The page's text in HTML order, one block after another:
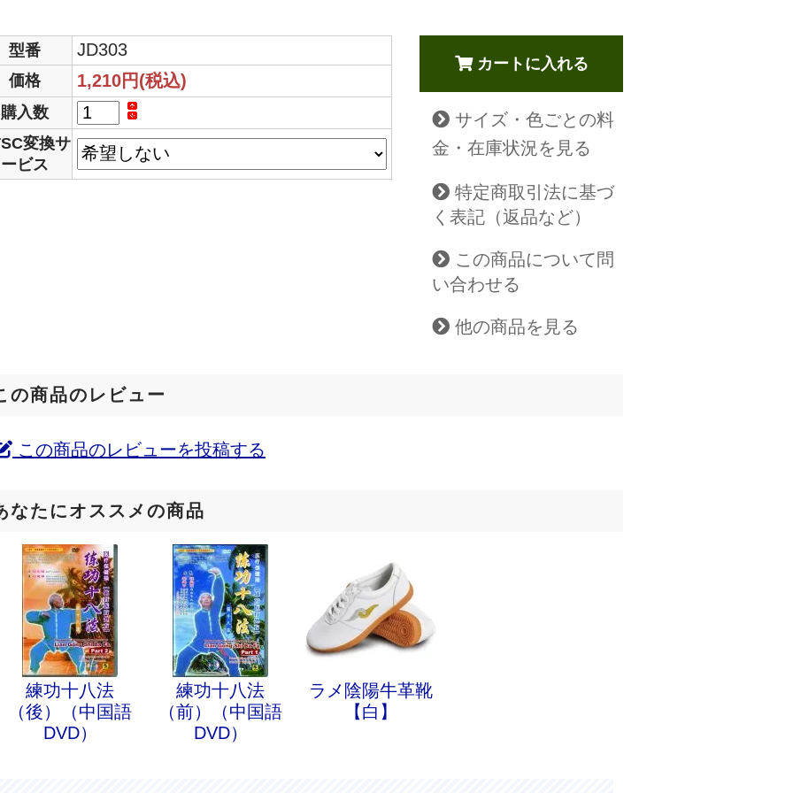
型番 JD303
価格 1,210円(税込)
購入数
変換サ
ービス
カートに入れる
サイズ・色ごとの料
金・在庫状況を見る
特定商取引法に基づ
く表記（返品など）
この商品について問
い合わせる
他の商品を見る
の商品のレビュー
この商品のレビューを投稿する
なたにオススメの商品
練功十八法
（後）（中国語
DVD）
練功十八法
（前）（中国語
DVD）
ラメ陰陽牛革靴
【白】